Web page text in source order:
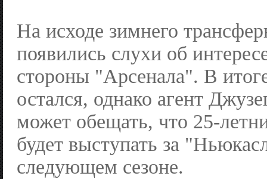
На исходе зимнего
появились слухи об
стороны "Арсенала". В
остался, однако агент
может обещать, что 25-
будет выступать за
следующем сезоне.